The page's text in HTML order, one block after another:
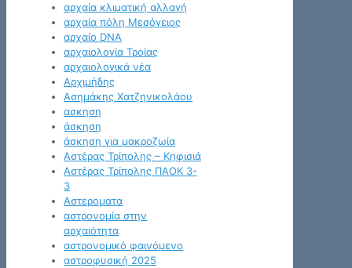
αρχαία κλιματική αλλαγή
αρχαία πόλη Μεσόγειος
αρχαίο DNA
αρχαιολογία Τροίας
αρχαιολογικά νέα
Αρχιμήδης
Ασημάκης Χατζηνικολάου
ασκηση
άσκηση
άσκηση για μακροζωία
Αστέρας Τρίπολης – Κηφισιά
Αστέρας Τρίπολης ΠΑΟΚ 3-
3
Αστεροματα
αστρονομία στην
αρχαιότητα
αστρονομικό φαινόμενο
αστροφυσική 2025